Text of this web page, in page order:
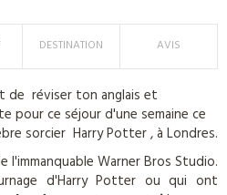
DESTINATION AVIS
de réviser ton anglais et
ce séjour d'une semaine ce
sorcier Harry Potter , à Londres.
l'immanquable Warner Bros Studio.
d'Harry Potter ou qui ont